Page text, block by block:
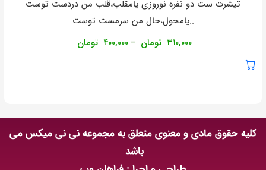
تیشرت ست دو نفره نوروزی يامقلب،قلب من دردست توست
..يامحول،حال من سرمست توست
۳۱۰,۰۰۰ تومان – ۴۰۰,۰۰۰ تومان
کلیه حقوق مادی و معنوی متعلق به مجموعه نی نی میکس می
باشد